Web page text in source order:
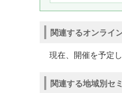
関連するオンライ
現在、開催を予定
関連する地域別セ